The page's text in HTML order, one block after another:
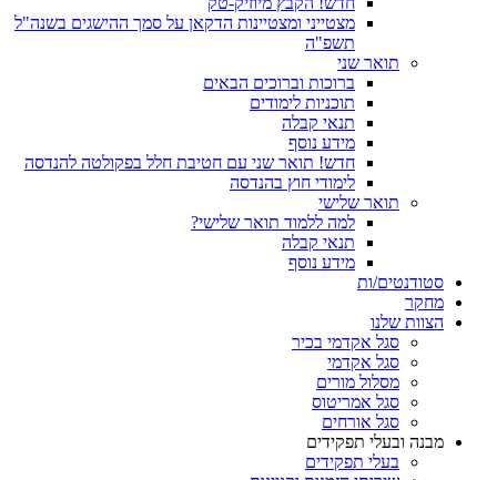
מצטייני ומצטיינות הדקאן על סמך ההישגים בשנה"ל
תשפ"ה
תואר שני
ברוכות וברוכים הבאים
תוכניות לימודים
תנאי קבלה
מידע נוסף
חדש! תואר שני עם חטיבת חלל בפקולטה להנדסה
לימודי חוץ בהנדסה
תואר שלישי
למה ללמוד תואר שלישי?
תנאי קבלה
מידע נוסף
סטודנטים/ות
מחקר
הצוות שלנו
סגל אקדמי בכיר
סגל אקדמי
מסלול מורים
סגל אמריטוס
סגל אורחים
מבנה ובעלי תפקידים
בעלי תפקידים